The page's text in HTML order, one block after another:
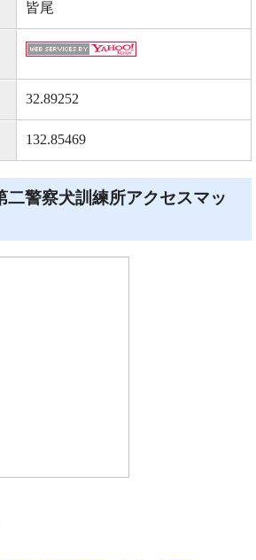
皆尾
32.89252
132.85469
二警察犬訓練所アクセスマッ